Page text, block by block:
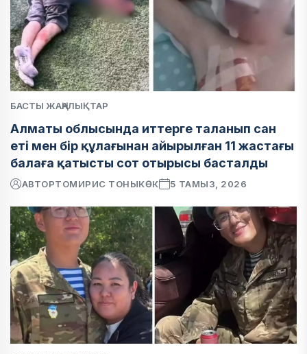
БАСТЫ ЖАҢАЛЫҚТАР
Алматы облысында иттерге таланып сан
еті мен бір құлағынан айырылған 11 жастағы
балаға қатысты сот отырысы басталды
АВТОРТОМИРИС ТОНЫКӨК 5 ТАМЫЗ, 2026